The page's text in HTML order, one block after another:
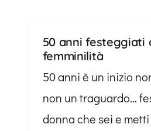
50 anni festeggiati
femminilità
50 anni è un inizio
non un traguardo…
donna che sei e